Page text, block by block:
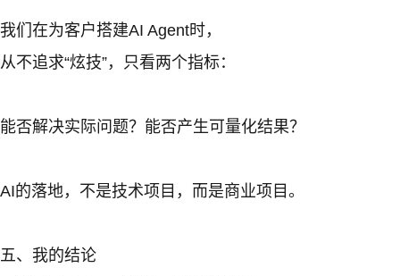
我们在为客户搭建AI Agent时，
从不追求“炫技”，只看两个指标：
能否解决实际问题？能否产生可量化结果？
AI的落地，不是技术项目，而是商业项目。
五、我的结论